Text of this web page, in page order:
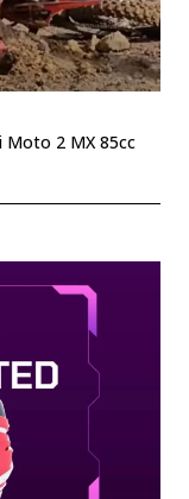
Moto 2 MX 85cc